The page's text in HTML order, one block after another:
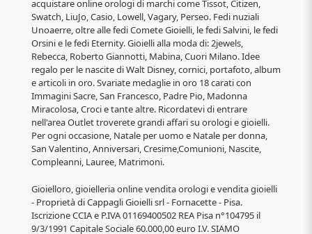
acquistare online orologi di marchi come Tissot, Citizen,
Swatch, LiuJo, Casio, Lowell, Vagary, Perseo. Fedi nuziali
Unoaerre, oltre alle fedi Comete Gioielli, le fedi Salvini, le fedi
Orsini e le fedi Eternity. Gioielli alla moda di: 2jewels,
Rebecca, Roberto Giannotti, Mabina, Cuori Milano. Idee
regalo per le nascite di Walt Disney, cornici, portafoto, album
e articoli in oro. Svariate medaglie in oro 18 carati con
Immagini Sacre, San Francesco, Padre Pio, Madonna
Miracolosa, Croci e tante altre. Ricordatevi di entrare
nell'area Outlet troverete grandi affari su orologi e gioielli.
Per ogni occasione, Natale per uomo e Natale per donna,
San Valentino, Anniversari, Cresime,Comunioni, Nascite,
Compleanni, Lauree, Matrimoni.
Gioielloro, gioielleria online vendita orologi e vendita gioielli
- Proprietà di Cappagli Gioielli srl - Fornacette - Pisa.
Iscrizione CCIA e P.IVA 01169400502 REA Pisa n°104795 il
9/3/1991 Capitale Sociale 60.000,00 euro I.V. SIAMO